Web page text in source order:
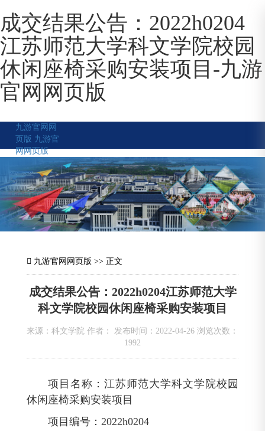
成交结果公告：2022h0204
江苏师范大学科文学院校园
休闲座椅采购安装项目-九游
官网网页版
九游官网网
页版 九游官
网网页版
九游官网网页版 >> 正文
成交结果公告：2022h0204江苏师范大学
科文学院校园休闲座椅采购安装项目
来源：科文学院 作者： 发布时间：2022-04-26 浏览次数：
1992
项目名称：江苏师范大学科文学院校园
休闲座椅采购安装项目
项目编号：2022h0204